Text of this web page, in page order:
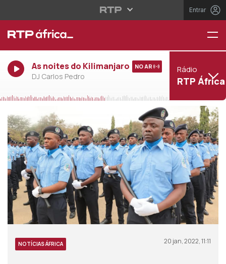
Entrar
As noites do Kilimanjaro
DJ Carlos Pedro
NO AR Rádio
RTP África
NOTÍCIAS ÁFRICA 20 jan, 2022, 11:11